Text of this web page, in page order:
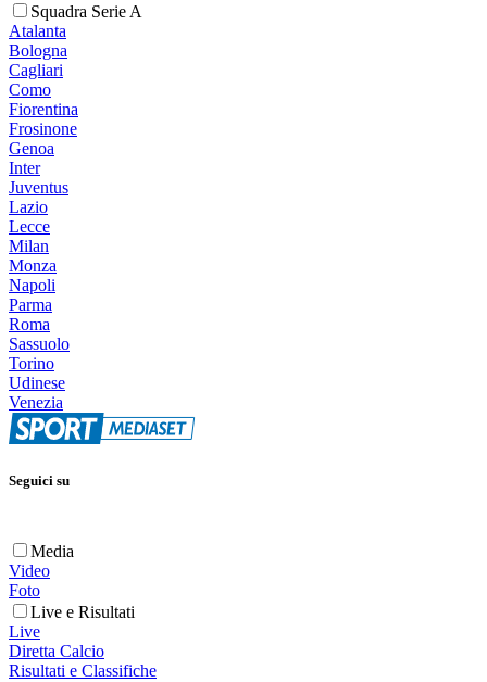
Squadra Serie A
Atalanta
Bologna
Cagliari
Como
Fiorentina
Frosinone
Genoa
Inter
Juventus
Lazio
Lecce
Milan
Monza
Napoli
Parma
Roma
Sassuolo
Torino
Udinese
Venezia
Seguici su
Media
Video
Foto
Live e Risultati
Live
Diretta Calcio
Risultati e Classifiche